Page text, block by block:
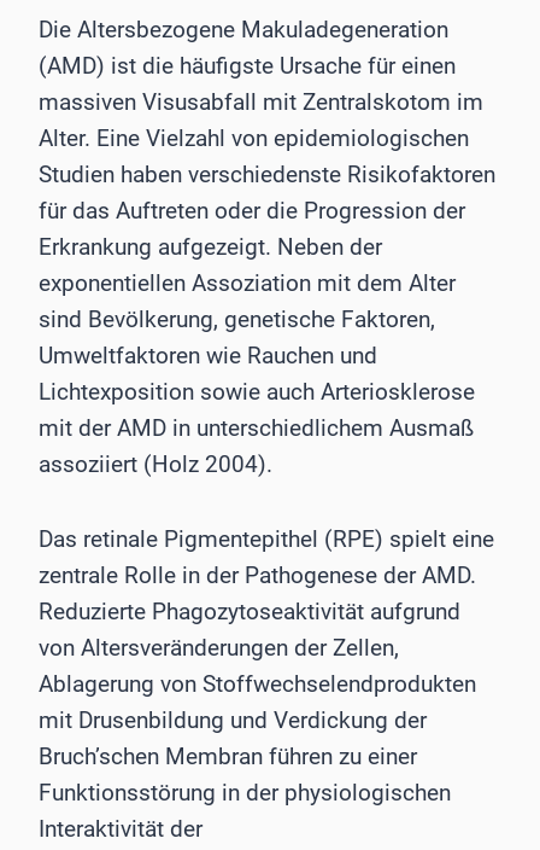
Die Altersbezogene Makuladegeneration
(AMD) ist die häufigste Ursache für einen
massiven Visusabfall mit Zentralskotom im
Alter. Eine Vielzahl von epidemiologischen
Studien haben verschiedenste Risikofaktoren
für das Auftreten oder die Progression der
Erkrankung aufgezeigt. Neben der
exponentiellen Assoziation mit dem Alter
sind Bevölkerung, genetische Faktoren,
Umweltfaktoren wie Rauchen und
Lichtexposition sowie auch Arteriosklerose
mit der AMD in unterschiedlichem Ausmaß
assoziiert (Holz 2004).
Das retinale Pigmentepithel (RPE) spielt eine
zentrale Rolle in der Pathogenese der AMD.
Reduzierte Phagozytoseaktivität aufgrund
von Altersveränderungen der Zellen,
Ablagerung von Stoffwechselendprodukten
mit Drusenbildung und Verdickung der
Bruch’schen Membran führen zu einer
Funktionsstörung in der physiologischen
Interaktivität der